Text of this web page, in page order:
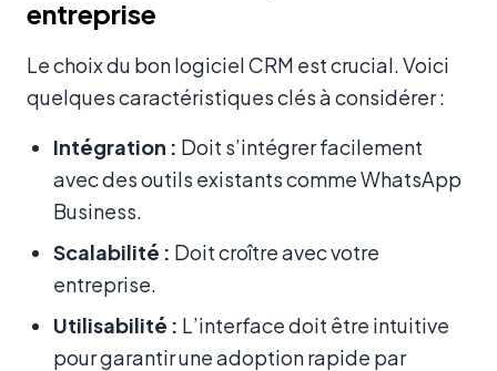
entreprise
Le choix du bon logiciel CRM est crucial. Voici
quelques caractéristiques clés à considérer :
Intégration : Doit s’intégrer facilement
avec des outils existants comme WhatsApp
Business.
Scalabilité : Doit croître avec votre
entreprise.
Utilisabilité : L’interface doit être intuitive
pour garantir une adoption rapide par